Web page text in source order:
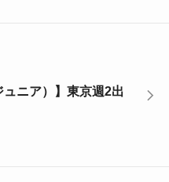
ュニア）】東京週2出